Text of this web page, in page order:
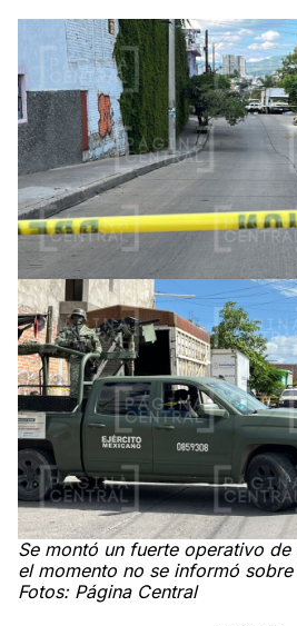
Se montó un fuerte operativo
el momento no se informó
Fotos: Página Central